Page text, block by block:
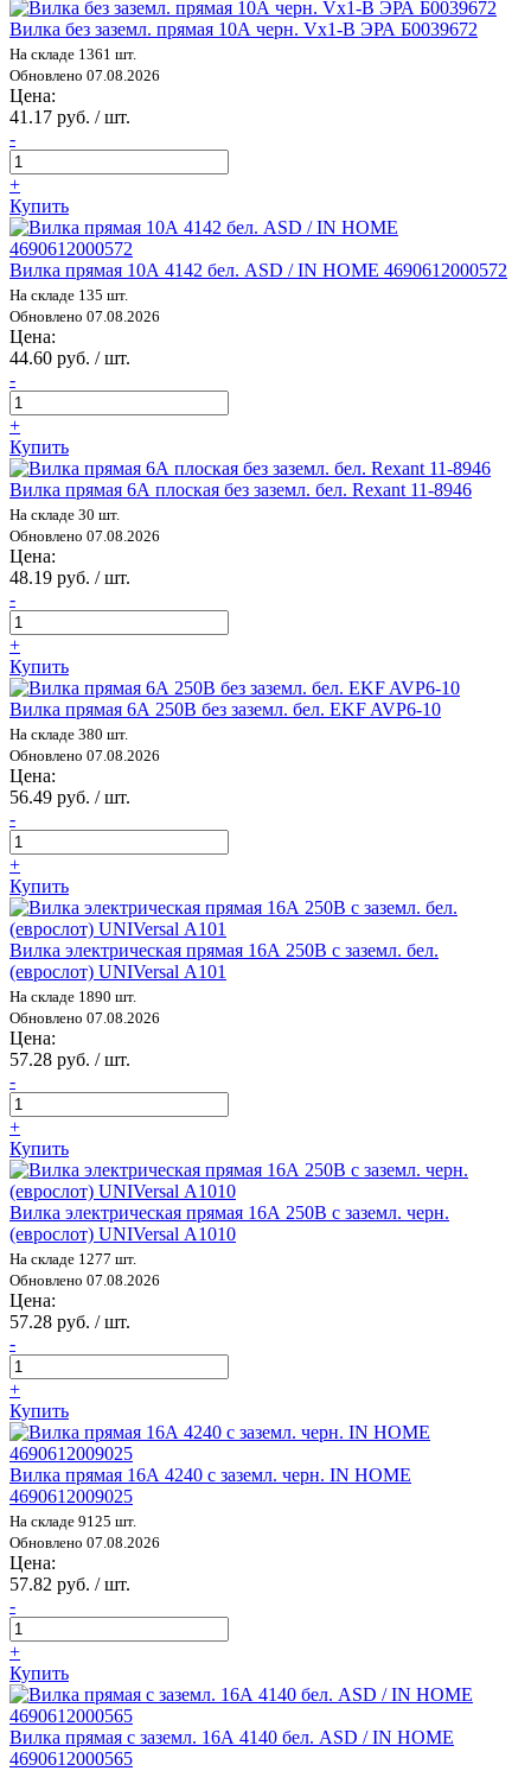
Вилка без заземл. прямая 10А черн. Vx1-B ЭРА Б0039672
На складе 1361 шт.
Обновлено 07.08.2026
Цена:
41.17 руб. / шт.
-
+
Купить
Вилка прямая 10А 4142 бел. ASD / IN HOME 4690612000572
На складе 135 шт.
Обновлено 07.08.2026
Цена:
44.60 руб. / шт.
-
+
Купить
Вилка прямая 6А плоская без заземл. бел. Rexant 11-8946
На складе 30 шт.
Обновлено 07.08.2026
Цена:
48.19 руб. / шт.
-
+
Купить
Вилка прямая 6А 250В без заземл. бел. EKF AVP6-10
На складе 380 шт.
Обновлено 07.08.2026
Цена:
56.49 руб. / шт.
-
+
Купить
Вилка электрическая прямая 16А 250В с заземл. бел.
(еврослот) UNIVersal А101
На складе 1890 шт.
Обновлено 07.08.2026
Цена:
57.28 руб. / шт.
-
+
Купить
Вилка электрическая прямая 16А 250В с заземл. черн.
(еврослот) UNIVersal А1010
На складе 1277 шт.
Обновлено 07.08.2026
Цена:
57.28 руб. / шт.
-
+
Купить
Вилка прямая 16А 4240 с заземл. черн. IN HOME
4690612009025
На складе 9125 шт.
Обновлено 07.08.2026
Цена:
57.82 руб. / шт.
-
+
Купить
Вилка прямая с заземл. 16А 4140 бел. ASD / IN HOME
4690612000565